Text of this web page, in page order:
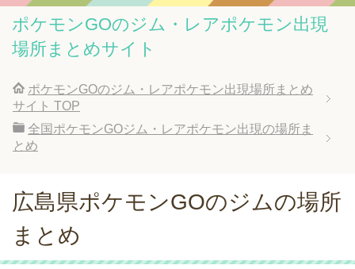
ポケモンGOのジム・レアポケモン出現
場所まとめサイト
ポケモンGOのジム・レアポケモン出現場所まとめ
サイト TOP
全国ポケモンGOジム・レアポケモン出現の場所ま
とめ
広島県ポケモンGOのジムの場所
まとめ